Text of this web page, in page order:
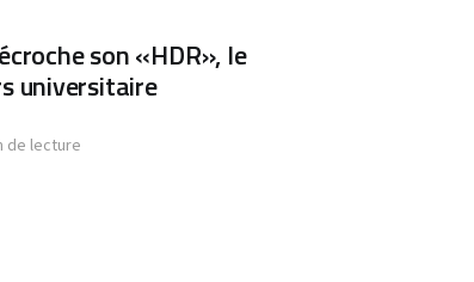
son «HDR», le
universitaire
de lecture